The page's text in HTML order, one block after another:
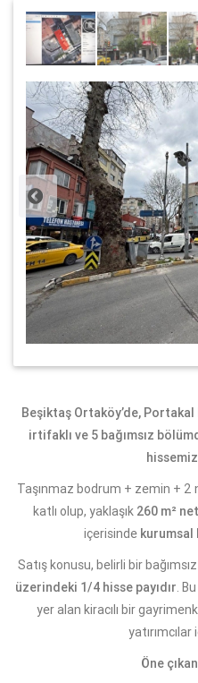
Beşiktaş Ortaköy’de,
irtifaklı ve 5 bağımsız
hissemiz
Taşınmaz bodrum + zemin +
katlı olup, yaklaşık 260 m²
içerisinde kurumsal
Satış konusu, belirli bir
üzerindeki 1/4 hisse payıdır.
yer alan kiracılı bir
Öne